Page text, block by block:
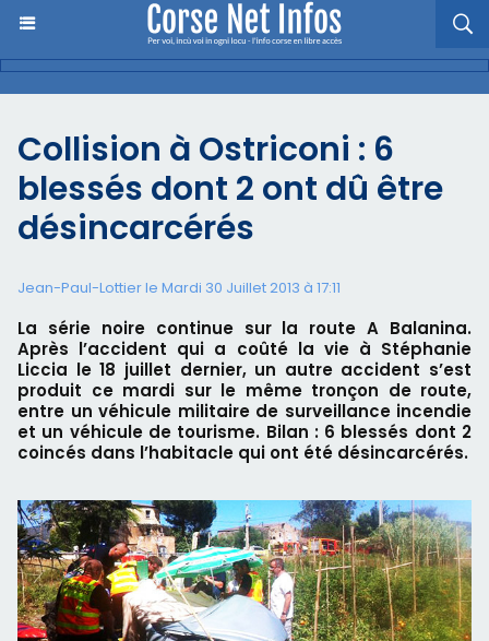
Collision à Ostriconi : 6
blessés dont 2 ont dû être
désincarcérés
Jean-Paul-Lottier le Mardi 30 Juillet 2013 à 17:11
La série noire continue sur la route A Balanina.
Après l’accident qui a coûté la vie à Stéphanie
Liccia le 18 juillet dernier, un autre accident s’est
produit ce mardi sur le même tronçon de route,
entre un véhicule militaire de surveillance incendie
et un véhicule de tourisme. Bilan : 6 blessés dont 2
coincés dans l’habitacle qui ont été désincarcérés.